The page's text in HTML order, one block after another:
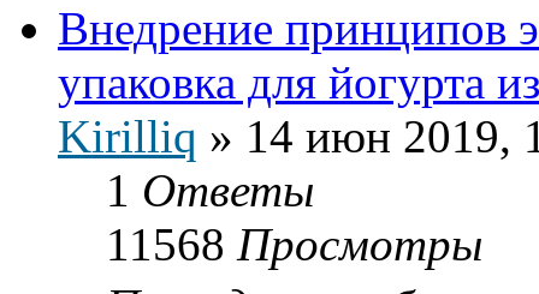
Внедрение принципов
упаковка для йогурта
Kirilliq » 14 июн 2019,
1 Ответы
11568 Просмотры